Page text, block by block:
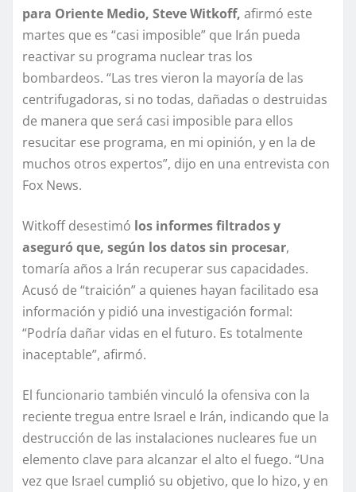
para Oriente Medio, Steve Witkoff, afirmó este
martes que es “casi imposible” que Irán pueda
reactivar su programa nuclear tras los
bombardeos. “Las tres vieron la mayoría de las
centrifugadoras, si no todas, dañadas o destruidas
de manera que será casi imposible para ellos
resucitar ese programa, en mi opinión, y en la de
muchos otros expertos”, dijo en una entrevista con
Fox News.
Witkoff desestimó los informes filtrados y
aseguró que, según los datos sin procesar,
tomaría años a Irán recuperar sus capacidades.
Acusó de “traición” a quienes hayan facilitado esa
información y pidió una investigación formal:
“Podría dañar vidas en el futuro. Es totalmente
inaceptable”, afirmó.
El funcionario también vinculó la ofensiva con la
reciente tregua entre Israel e Irán, indicando que la
destrucción de las instalaciones nucleares fue un
elemento clave para alcanzar el alto el fuego. “Una
vez que Israel cumplió su objetivo, que lo hizo, y en